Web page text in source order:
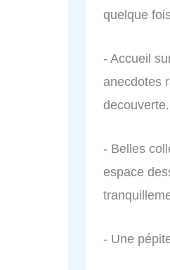
quelque
- Accueil
anecdotes
decouverte.
- Belles
espace
- Une